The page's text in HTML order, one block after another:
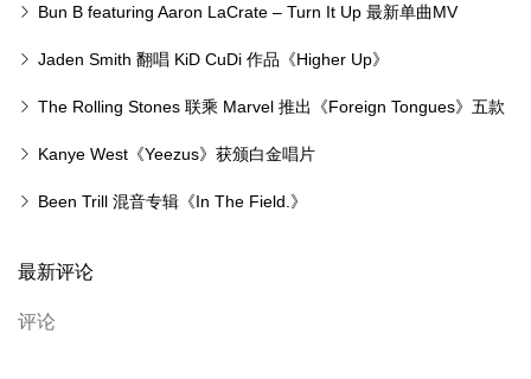
Bun B featuring Aaron LaCrate – Turn It Up 最新单曲MV
Jaden Smith 翻唱 KiD CuDi 作品《Higher Up》
The Rolling Stones 联乘 Marvel 推出《Foreign Tongues》五款
限量收藏版黑胶
Kanye West《Yeezus》获颁白金唱片
Been Trill 混音专辑《In The Field.》
最新评论